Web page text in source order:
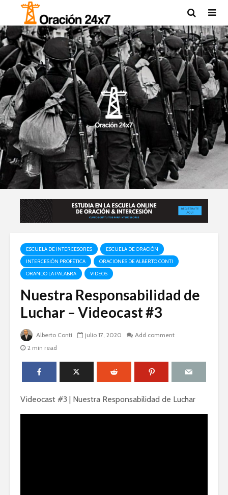
ESCUELA DE INTERCESORES
ESCUELA DE ORACIÓN
INTERCESIÓN PROFÉTICA
ORACIONES DE ALBERTO CONTI
ORANDO LA PALABRA
VIDEOS
Nuestra Responsabilidad de
Luchar – Videocast #3
Alberto Conti julio 17, 2020
Add comment
2 min read
Videocast #3 | Nuestra Responsabilidad de Luchar